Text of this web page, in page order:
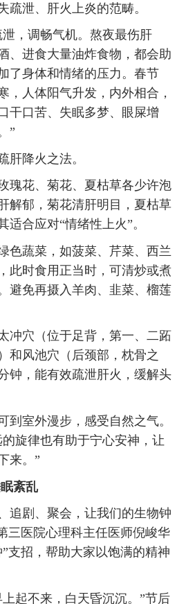
疏泄、肝火上炎的范畴。
，调畅气机。熬夜最伤肝
、进食大量油炸食物，都会助
了身体和情绪的压力。春节
，人体阳气升发，内外相合，
干口苦、失眠多梦、眼屎增
”
肝降火之法。
瑰花、菊花、夏枯草各少许泡
解郁，菊花清肝明目，夏枯草
适合应对“情绪性上火”。
色蔬菜，如菠菜、芹菜、西兰
此时食用正当时，可清炒或煮
避免再摄入羊肉、韭菜、榴莲
冲穴（位于足背，第一、二跖
和风池穴（后颈部，枕骨之
钟，能有效疏泄肝火，缓解头
到室外漫步，感受自然之气。
旋律也有助于宁心安神，让
来。”
紊乱
追剧、聚会，让我们的生物钟
三医院心理科主任医师倪峻华
支招，帮助大家以饱满的精神
起不来，白天昏沉沉。”节后